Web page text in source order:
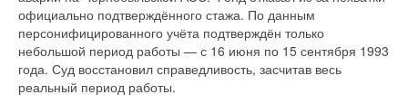
официально подтверждённого стажа. По данным
персонифицированного учёта подтверждён только
небольшой период работы — с 16 июня по 15 сентября 1993
года. Суд восстановил справедливость, засчитав весь
реальный период работы.